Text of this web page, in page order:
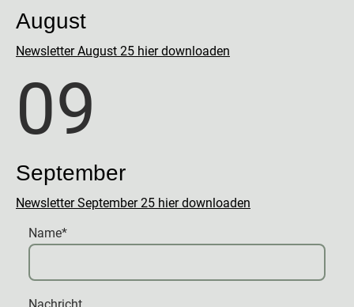
August
Newsletter August 25 hier downloaden
09
September
Newsletter September 25 hier downloaden
Name*